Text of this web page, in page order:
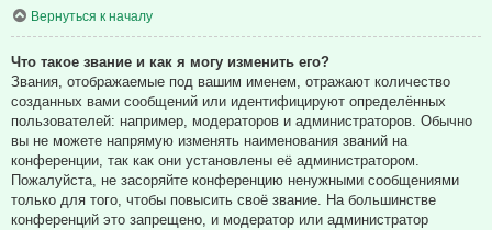
Вернуться к началу
Что такое звание и как я могу изменить его?
Звания, отображаемые под вашим именем, отражают количество
созданных вами сообщений или идентифицируют определённых
пользователей: например, модераторов и администраторов. Обычно
вы не можете напрямую изменять наименования званий на
конференции, так как они установлены её администратором.
Пожалуйста, не засоряйте конференцию ненужными сообщениями
только для того, чтобы повысить своё звание. На большинстве
конференций это запрещено, и модератор или администратор